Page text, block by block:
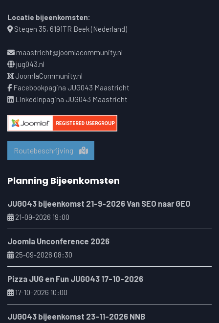
Locatie bijeenkomsten:
Stegen 35, 6191TR Beek (Nederland)
maastricht@joomlacommunity.nl
jug043.nl
JoomlaCommunity.nl
Facebookpagina JUG043 Maastricht
LinkedInpagina JUG043 Maastricht
Routebeschrijving
Planning Bijeenkomsten
JUG043 bijeenkomst 21-9-2026 Van SEO naar GEO
21-09-2026 19:00
Joomla Unconference 2026
25-09-2026 08:30
Pizza JUG en Fun JUG043 17-10-2026
17-10-2026 10:00
JUG043 bijeenkomst 23-11-2026 NNB